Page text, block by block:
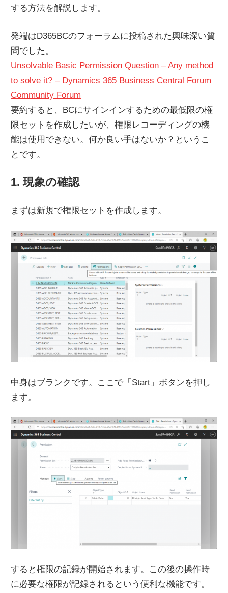
する方法を解説します。
発端はD365BCのフォーラムに投稿された興味深い質
問でした。
Unsolvable Basic Permission Question – Any method
to solve it? – Dynamics 365 Business Central Forum
Community Forum
要約すると、BCにサインインするための最低限の権
限セットを作成したいが、権限レコーディングの機
能は使用できない。何か良い手はないか？というこ
とです。
1. 現象の確認
まずは新規で権限セットを作成します。
中身はブランクです。ここで「Start」ボタンを押し
ます。
すると権限の記録が開始されます。この後の操作時
に必要な権限が記録されるという便利な機能です。